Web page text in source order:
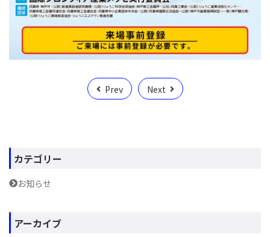
Prev Next
カテゴリー
お知らせ
アーカイブ